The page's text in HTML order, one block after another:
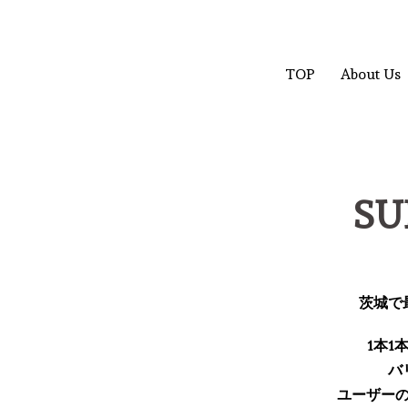
TOP About Us
茨城で
1本1
バ
ユーザー